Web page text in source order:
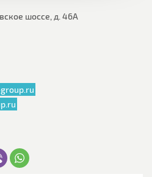
шоссе, д. 46А